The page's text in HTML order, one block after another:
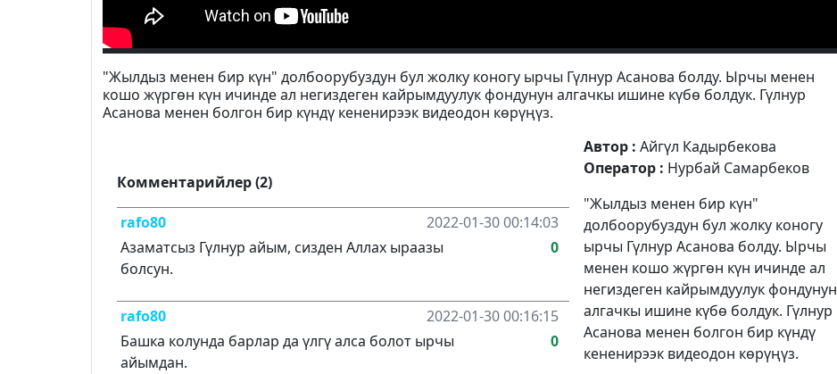
"Жылдыз менен бир күн" долбоорубуздун бул жолку коногу ырчы Гүлнур Асанова болду. Ырчы менен
кошо жүргөн күн ичинде ал негиздеген кайрымдуулук фондунун алгачкы ишине күбө болдук. Гүлнур
Асанова менен болгон бир күндү кененирээк видеодон көрүңүз.
Комментарийлер (2)
rafo80
2022-01-30 00:14:03
Азаматсыз Гүлнур айым, сизден Аллах ыраазы
болсун.
0
rafo80
2022-01-30 00:16:15
Башка колунда барлар да үлгү алса болот ырчы
айымдан.
0
Автор : Айгүл Кадырбекова
Оператор : Нурбай Самарбеков
"Жылдыз менен бир күн"
долбоорубуздун бул жолку коногу
ырчы Гүлнур Асанова болду. Ырчы
менен кошо жүргөн күн ичинде ал
негиздеген кайрымдуулук фондунун
алгачкы ишине күбө болдук. Гүлнур
Асанова менен болгон бир күндү
кененирээк видеодон көрүңүз.